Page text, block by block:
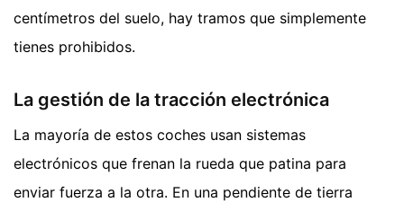
centímetros del suelo, hay tramos que simplemente
tienes prohibidos.
La gestión de la tracción electrónica
La mayoría de estos coches usan sistemas
electrónicos que frenan la rueda que patina para
enviar fuerza a la otra. En una pendiente de tierra